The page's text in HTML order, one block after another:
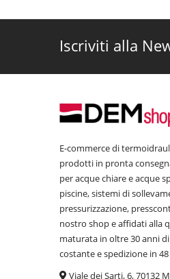
Iscriviti alla
E-commerce di
prodotti in pronta
per acque chiare e acque
piscine, sistemi di
pressurizzazione,
nostro shop e affidati alla
maturata in oltre 30 anni
costante e spedizione in
Viale dei Sarti, 6, 70132